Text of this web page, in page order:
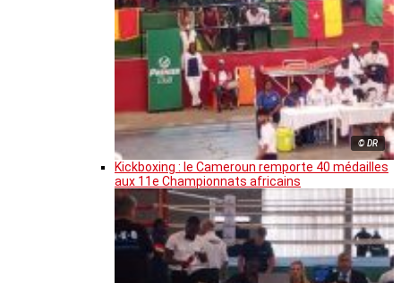
© DR
Kickboxing : le Cameroun remporte 40 médailles
aux 11e Championnats africains